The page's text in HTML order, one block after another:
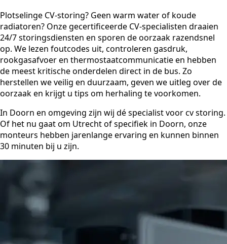
Plotselinge CV-storing? Geen warm water of koude
radiatoren? Onze gecertificeerde CV-specialisten draaien
24/7 storingsdiensten en sporen de oorzaak razendsnel
op. We lezen foutcodes uit, controleren gasdruk,
rookgasafvoer en thermostaatcommunicatie en hebben
de meest kritische onderdelen direct in de bus. Zo
herstellen we veilig en duurzaam, geven we uitleg over de
oorzaak en krijgt u tips om herhaling te voorkomen.
In Doorn en omgeving zijn wij dé specialist voor cv storing.
Of het nu gaat om Utrecht of specifiek in Doorn, onze
monteurs hebben jarenlange ervaring en kunnen binnen
30 minuten bij u zijn.